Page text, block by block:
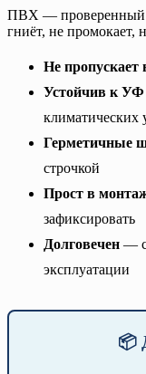
ПВХ — проверенный
гниёт, не промокает,
Не пропускает
Устойчив к УФ
климатических
Герметичные
строчкой
Прост в
зафиксировать
Долговечен —
эксплуатации
📦